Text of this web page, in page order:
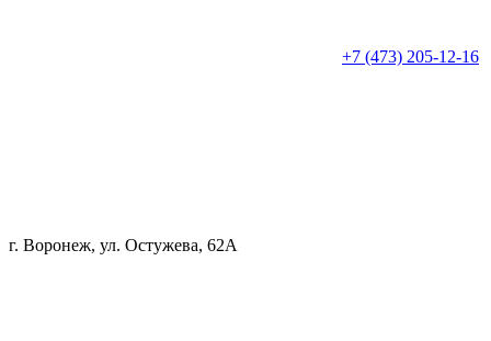
+7 (473) 205-12-16
г. Воронеж, ул. Остужева, 62А